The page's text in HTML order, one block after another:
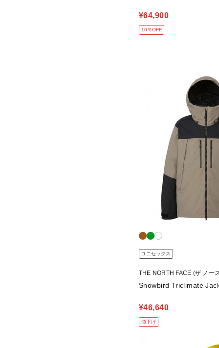
¥64,900
10％OFF
ユニセックス
THE NORTH FACE (ザ ノー
Snowbird Triclimate
¥46,640
値下げ